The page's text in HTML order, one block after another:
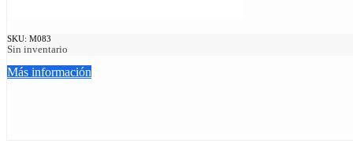
SKU: M083
Sin inventario
Más información